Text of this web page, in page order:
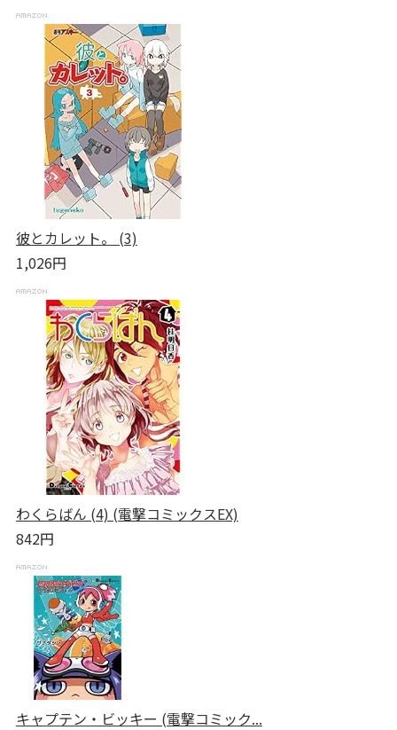
彼とカレット。 (3)
1,026円
わくらばん (4) (電撃コミックスEX)
842円
キャプテン・ビッキー (電撃コミック...